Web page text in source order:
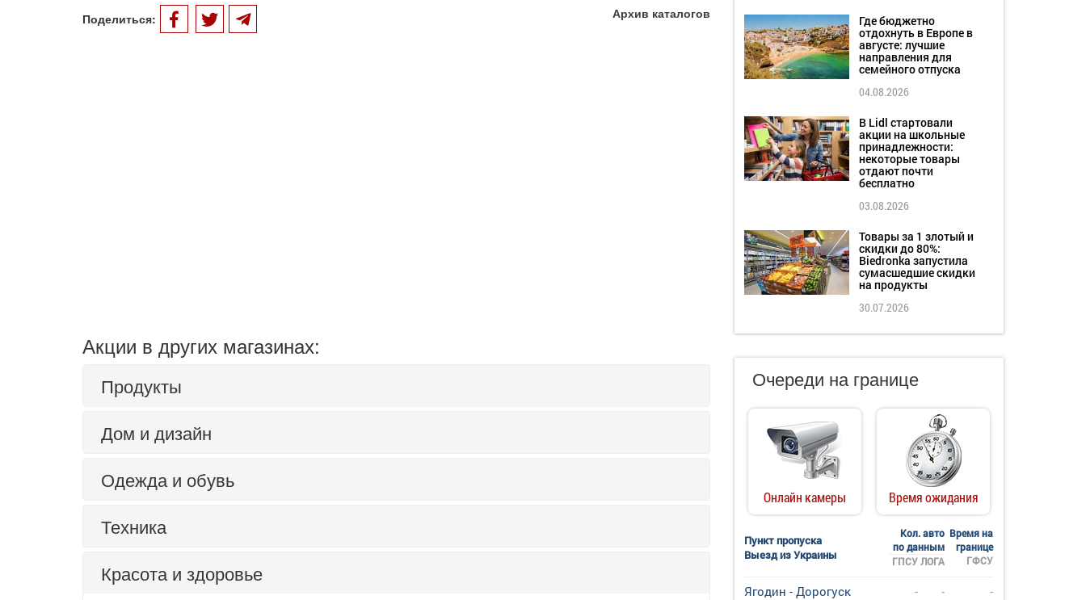
Поделиться: Архив каталогов
Акции в других магазинах:
Продукты
Дом и дизайн
Одежда и обувь
Техника
Красота и здоровье
Где бюджетно
отдохнуть в Европе в
августе: лучшие
направления для
семейного отпуска
04.08.2026
В Lidl стартовали
акции на школьные
принадлежности:
некоторые товары
отдают почти
бесплатно
03.08.2026
Товары за 1 злотый и
скидки до 80%:
Biedronka запустила
сумасшедшие скидки
на продукты
30.07.2026
Очереди на границе
Онлайн камеры Время ожидания
Пункт пропуска
Выезд из Украины
Кол. авто
по данным
Время на
границе
ГФСУ
ГПСУ ЛОГА
Ягодин - Дорогуск - -
-